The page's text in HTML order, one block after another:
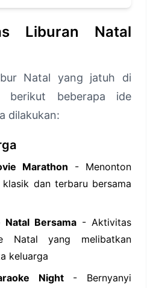
Liburan Natal
Natal yang jatuh di
berikut beberapa ide
dilakukan:
Marathon - Menonton
dan terbaru bersama
Natal Bersama - Aktivitas
Natal yang melibatkan
keluarga
Night- Bernyanyi